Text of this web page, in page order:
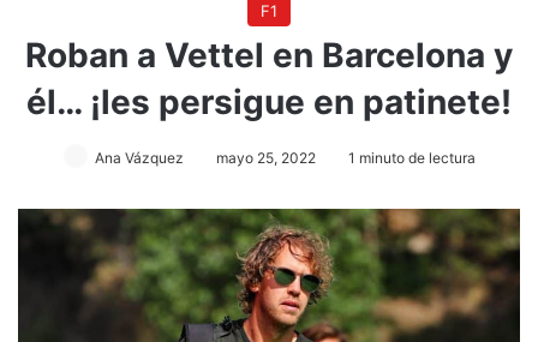
F1
Roban a Vettel en Barcelona y
él… ¡les persigue en patinete!
Ana Vázquez mayo 25, 2022 1 minuto de lectura